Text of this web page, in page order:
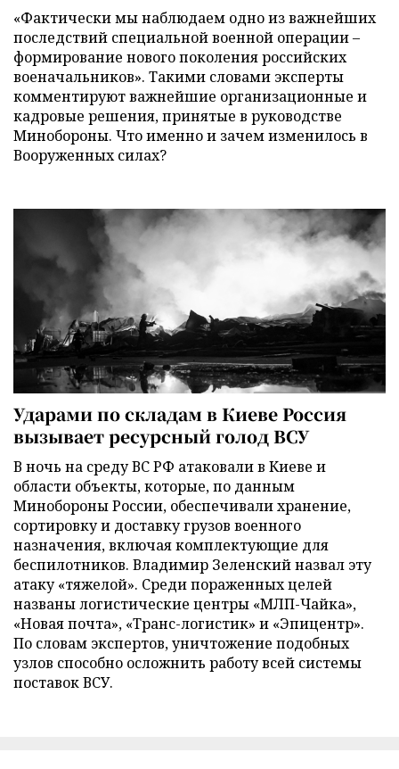
«Фактически мы наблюдаем одно из важнейших
последствий специальной военной операции –
формирование нового поколения российских
военачальников». Такими словами эксперты
комментируют важнейшие организационные и
кадровые решения, принятые в руководстве
Минобороны. Что именно и зачем изменилось в
Вооруженных силах?
Ударами по складам в Киеве Россия
вызывает ресурсный голод ВСУ
В ночь на среду ВС РФ атаковали в Киеве и
области объекты, которые, по данным
Минобороны России, обеспечивали хранение,
сортировку и доставку грузов военного
назначения, включая комплектующие для
беспилотников. Владимир Зеленский назвал эту
атаку «тяжелой». Среди пораженных целей
названы логистические центры «МЛП-Чайка»,
«Новая почта», «Транс-логистик» и «Эпицентр».
По словам экспертов, уничтожение подобных
узлов способно осложнить работу всей системы
поставок ВСУ.